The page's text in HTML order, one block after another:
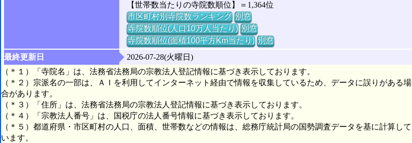
【世帯数当たりの寺院数順位】＝1,364位
市区町村別寺院数ランキング 別窓
寺院数順位(人口10万人当たり) 別窓
寺院数順位(面積100平方Km当たり) 別窓
最終更新日
2026-07-28(火曜日)
（＊１）「寺院名」は、法務省法務局の宗教法人登記情報に基づき表示しております。
（＊２）宗派名の一部は、ＡＩを利用してインターネット経由で情報を収集しているため、データに誤りがある場
合があります。
（＊３）「住所」は、法務省法務局の宗教法人登記情報に基づき表示しております。
（＊４）「宗教法人番号」は、国税庁の法人番号情報に基づき表示しております。
（＊５）都道府県・市区町村の人口、面積、世帯数などの情報は、総務庁統計局の国勢調査データを基に計算して
います。